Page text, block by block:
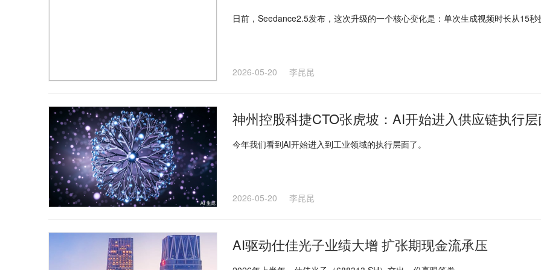
日前，Seedance2.5发布，这次升级的一个核心变化是：单次生成视频时长从15秒
2026-05-20 李昆昆
神州控股科捷CTO张虎坡：AI开始进入供应链执行层
今年我们看到AI开始进入到工业领域的执行层面了。
2026-05-20 李昆昆
AI驱动仕佳光子业绩大增 扩张期现金流承压